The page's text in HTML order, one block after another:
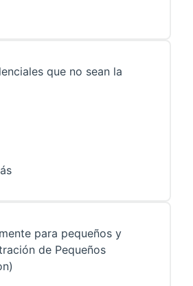
que no sean la
para pequeños y
de Pequeños